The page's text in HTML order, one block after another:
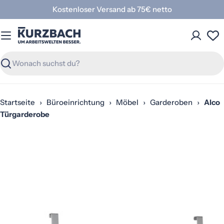
Inhalt
springen
Kostenloser Versand ab 75€ netto
Suchen
Startseite › Büroeinrichtung › Möbel › Garderoben › Alco
Türgarderobe